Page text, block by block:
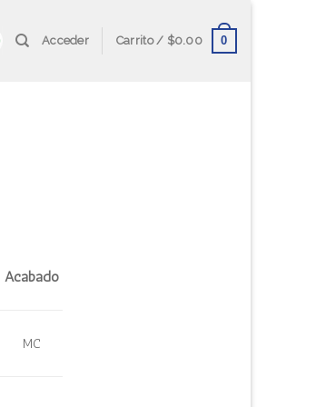
Acceder Carrito / $0.00 0
Acabado
MC